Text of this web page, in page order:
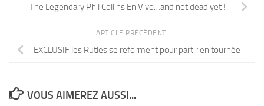
The Legendary Phil Collins En Vivo…and not dead yet !
ARTICLE PRÉCÉDENT
EXCLUSIF les Rutles se reforment pour partir en tournée
VOUS AIMEREZ AUSSI...